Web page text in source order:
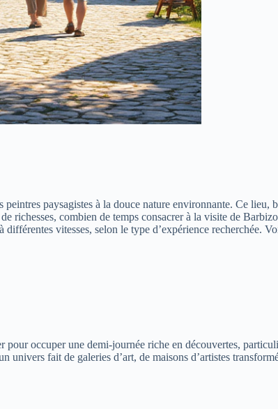
paysagistes à la douce nature environnante. Ce lieu,
richesses, combien de temps consacrer à la visite de
vitesses, selon le type d’expérience recherchée.
occuper une demi-journée riche en découvertes,
fait de galeries d’art, de maisons d’artistes